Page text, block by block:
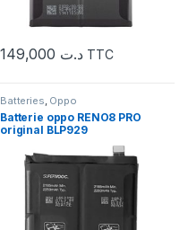
د.ت TTC
Batteries, Oppo
Batterie oppo RENO8 PRO
original BLP929